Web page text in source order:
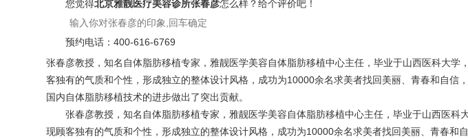
您觉得北京雅靓医疗美容诊所张春彦怎么样？给个评价吧！
预约电话：400-616-6769
张春彦教授，知名自体脂肪移植专家，雅靓医学美容自体脂肪移植中心主任，毕业于山西医科大
客独有的气质和个性，形成独立的整体设计风格，成功为10000余名求美者找回美丽、青春和自
国内自体脂肪移植技术的进步做出了突出贡献。
张春彦教授，知名自体脂肪移植专家，雅靓医学美容自体脂肪移植中心主任，毕业于山西医
现顾客独有的气质和个性，形成独立的整体设计风格，成功为10000余名求美者找回美丽、青春